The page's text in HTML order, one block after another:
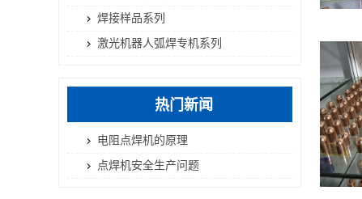
焊接样品系列
激光机器人弧焊专机系列
热门新闻
电阻点焊机的原理
点焊机安全生产问题